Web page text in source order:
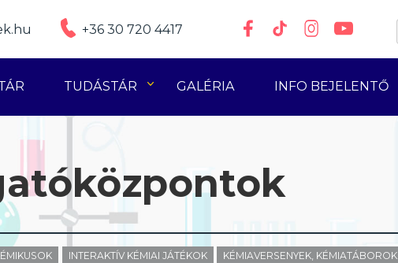
+36 30 720 4417
TUDÁSTÁR GALÉRIA INFO BEJELENTŐ
INTERAKTÍV KÉMIAI JÁTÉKOK KÉMIAVERSENYEK, KÉMIATÁBOROK